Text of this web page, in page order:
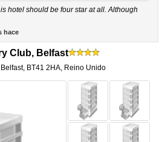
hotel should be four star at all. Although
hace
Club, Belfast
Belfast, BT41 2HA, Reino Unido